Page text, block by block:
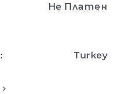
Нe Платен
: Turkey